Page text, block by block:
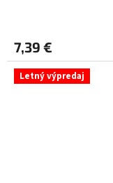
7,39 €
Letný výpredaj